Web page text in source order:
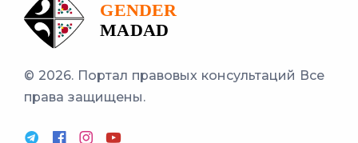
© 2026. Портал правовых консультаций Все
права защищены.